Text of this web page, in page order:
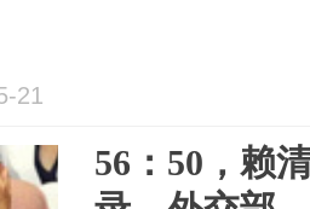
21
56：50，赖